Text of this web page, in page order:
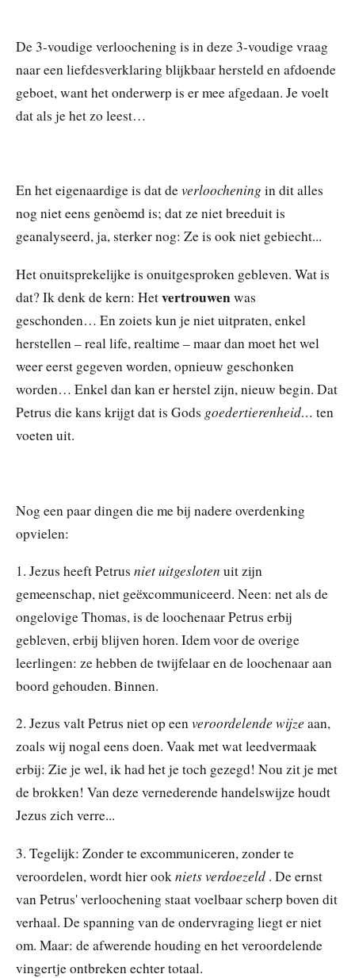
De 3-voudige verloochening is in deze 3-voudige vraag
naar een liefdesverklaring blijkbaar hersteld en afdoende
geboet, want het onderwerp is er mee afgedaan. Je voelt
dat als je het zo leest…
En het eigenaardige is dat deverloochening in dit alles
nog niet eens genòemd is; dat ze niet breeduit is
geanalyseerd, ja, sterker nog: Ze is ook niet gebiecht...
Het onuitsprekelijke is onuitgesproken gebleven. Wat is
dat? Ik denk de kern: Hetvertrouwenwas
geschonden… En zoiets kun je niet uitpraten, enkel
herstellen – real life, realtime – maar dan moet het wel
weer eerst gegeven worden, opnieuw geschonken
worden… Enkel dan kan er herstel zijn, nieuw begin. Dat
Petrus die kans krijgt dat is Gods goedertierenheid… ten
voeten uit.
Nog een paar dingen die me bij nadere overdenking
opvielen:
1. Jezus heeft Petrus niet uitgesloten uit zijn
gemeenschap, niet geëxcommuniceerd. Neen: net als de
ongelovige Thomas, is de loochenaar Petrus erbij
gebleven, erbij blijven horen. Idem voor de overige
leerlingen: ze hebben de twijfelaar en de loochenaar aan
boord gehouden. Binnen.
2. Jezus valt Petrus niet op eenveroordelende wijze aan,
zoals wij nogal eens doen. Vaak met wat leedvermaak
erbij: Zie je wel, ik had het je toch gezegd! Nou zit je met
de brokken! Van deze vernederende handelswijze houdt
Jezus zich verre...
3. Tegelijk: Zonder te excommuniceren, zonder te
veroordelen, wordt hier ookniets verdoezeld . De ernst
van Petrus' verloochening staat voelbaar scherp boven dit
verhaal. De spanning van de ondervraging liegt er niet
om. Maar: de afwerende houding en het veroordelende
vingertje ontbreken echter totaal.